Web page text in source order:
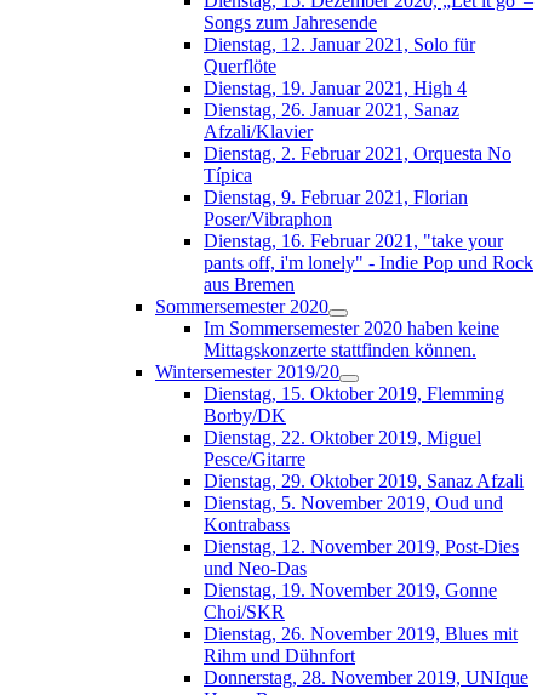
Songs zum Jahresende
Dienstag, 12. Januar 2021, Solo für
Querflöte
Dienstag, 19. Januar 2021, High 4
Dienstag, 26. Januar 2021, Sanaz
Afzali/Klavier
Dienstag, 2. Februar 2021, Orquesta No
Típica
Dienstag, 9. Februar 2021, Florian
Poser/Vibraphon
Dienstag, 16. Februar 2021, "take your
pants off, i'm lonely" - Indie Pop und Rock
aus Bremen
Sommersemester 2020
Im Sommersemester 2020 haben keine
Mittagskonzerte stattfinden können.
Wintersemester 2019/20
Dienstag, 15. Oktober 2019, Flemming
Borby/DK
Dienstag, 22. Oktober 2019, Miguel
Pesce/Gitarre
Dienstag, 29. Oktober 2019, Sanaz Afzali
Dienstag, 5. November 2019, Oud und
Kontrabass
Dienstag, 12. November 2019, Post-Dies
und Neo-Das
Dienstag, 19. November 2019, Gonne
Choi/SKR
Dienstag, 26. November 2019, Blues mit
Rihm und Dühnfort
Donnerstag, 28. November 2019, UNIque